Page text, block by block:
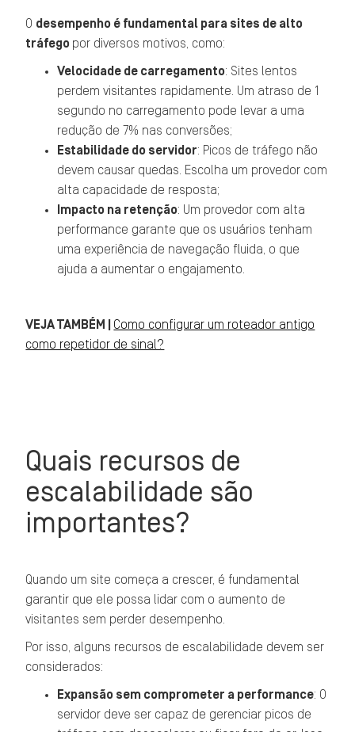
O desempenho é fundamental para sites de alto
tráfego por diversos motivos, como:
Velocidade de carregamento: Sites lentos
perdem visitantes rapidamente. Um atraso de 1
segundo no carregamento pode levar a uma
redução de 7% nas conversões;
Estabilidade do servidor: Picos de tráfego não
devem causar quedas. Escolha um provedor com
alta capacidade de resposta;
Impacto na retenção: Um provedor com alta
performance garante que os usuários tenham
uma experiência de navegação fluida, o que
ajuda a aumentar o engajamento.
VEJA TAMBÉM | Como configurar um roteador antigo
como repetidor de sinal?
Quais recursos de
escalabilidade são
importantes?
Quando um site começa a crescer, é fundamental
garantir que ele possa lidar com o aumento de
visitantes sem perder desempenho.
Por isso, alguns recursos de escalabilidade devem ser
considerados:
Expansão sem comprometer a performance: O
servidor deve ser capaz de gerenciar picos de